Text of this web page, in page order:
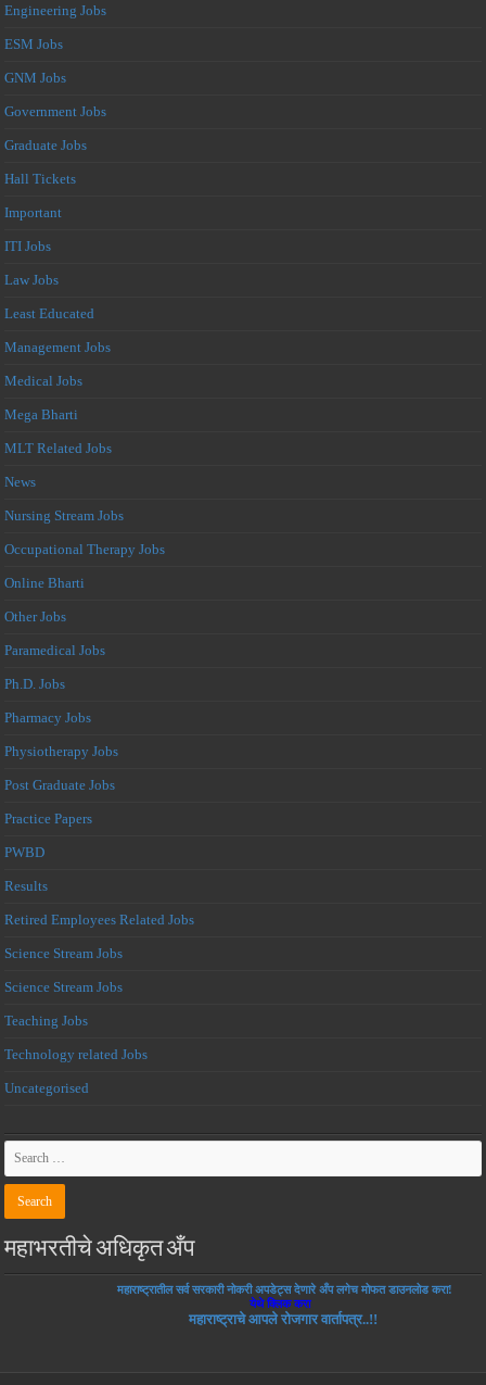
Engineering Jobs
ESM Jobs
GNM Jobs
Government Jobs
Graduate Jobs
Hall Tickets
Important
ITI Jobs
Law Jobs
Least Educated
Management Jobs
Medical Jobs
Mega Bharti
MLT Related Jobs
News
Nursing Stream Jobs
Occupational Therapy Jobs
Online Bharti
Other Jobs
Paramedical Jobs
Ph.D. Jobs
Pharmacy Jobs
Physiotherapy Jobs
Post Graduate Jobs
Practice Papers
PWBD
Results
Retired Employees Related Jobs
Science Stream Jobs
Science Stream Jobs
Teaching Jobs
Technology related Jobs
Uncategorised
महाभरतीचे अधिकृत अँप
महाराष्ट्रातील सर्व सरकारी नोकरी अपडेट्स देणारे अँप लगेच मोफत डाउनलोड करा!
येथे क्लिक करा
महाराष्ट्राचे आपले रोजगार वार्तापत्र..!!